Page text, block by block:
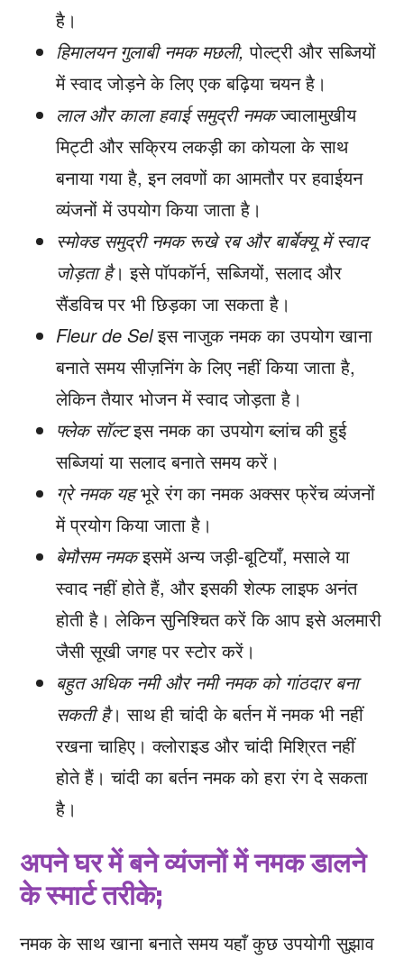
है।
हिमालयन गुलाबी नमक मछली, पोल्ट्री और सब्जियों
में स्वाद जोड़ने के लिए एक बढ़िया चयन है।
लाल और काला हवाई समुद्री नमकज्वालामुखीय
मिट्टी और सक्रिय लकड़ी का कोयला के साथ
बनाया गया है, इन लवणों का आमतौर पर हवाईयन
व्यंजनों में उपयोग किया जाता है।
स्मोक्ड समुद्री नमक रूखे रब और बार्बेक्यू में स्वाद
जोड़ता है। इसे पॉपकॉर्न, सब्जियों, सलाद और
सैंडविच पर भी छिड़का जा सकता है।
Fleur de Selइस नाजुक नमक का उपयोग खाना
बनाते समय सीज़निंग के लिए नहीं किया जाता है,
लेकिन तैयार भोजन में स्वाद जोड़ता है।
फ्लेक सॉल्टइस नमक का उपयोग ब्लांच की हुई
सब्जियां या सलाद बनाते समय करें।
ग्रे नमक यहभूरे रंग का नमक अक्सर फ्रेंच व्यंजनों
में प्रयोग किया जाता है।
बेमौसम नमकइसमें अन्य जड़ी-बूटियाँ, मसाले या
स्वाद नहीं होते हैं, और इसकी शेल्फ लाइफ अनंत
होती है। लेकिन सुनिश्चित करें कि आप इसे अलमारी
जैसी सूखी जगह पर स्टोर करें।
बहुत अधिक नमी और नमी नमक को गांठदार बना
सकती है। साथ ही चांदी के बर्तन में नमक भी नहीं
रखना चाहिए। क्लोराइड और चांदी मिश्रित नहीं
होते हैं। चांदी का बर्तन नमक को हरा रंग दे सकता
है।
अपने घर में बने व्यंजनों में नमक डालने
के स्मार्ट तरीके;
नमक के साथ खाना बनाते समय यहाँ कुछ उपयोगी सुझाव